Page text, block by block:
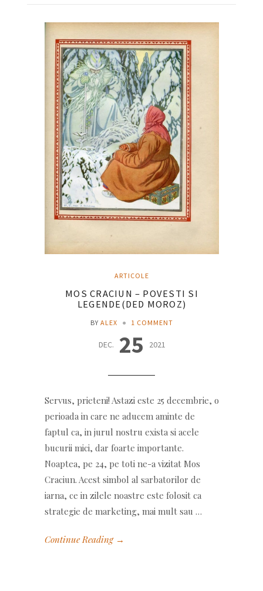
ARTICOLE
MOS CRACIUN – POVESTI SI
LEGENDE(DED MOROZ)
BY ALEX ● 1 COMMENT
25
DEC. 2021
Servus, prieteni! Astazi este 25 decembrie, o
perioada in care ne aducem aminte de
faptul ca, in jurul nostru exista si acele
bucurii mici, dar foarte importante.
Noaptea, pe 24, pe toti ne-a vizitat Mos
Craciun. Acest simbol al sarbatorilor de
iarna, ce in zilele noastre este folosit ca
strategie de marketing, mai mult sau …
Continue Reading →